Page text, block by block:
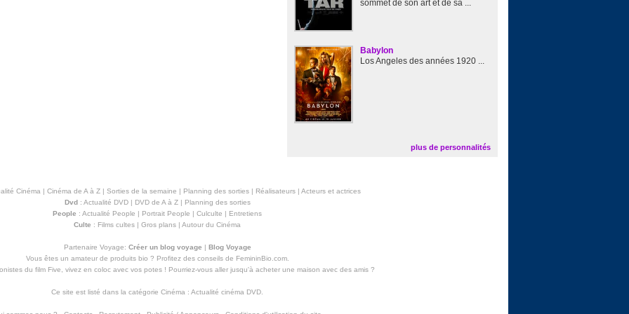
sommet de son art et de sa ...
Babylon
Los Angeles des années 1920 ...
plus de personnalités
Cinéma | Cinéma de A à Z| Sorties de la semaine | Planning des sorties| Réalisateurs| Acteurs et actrices
Dvd: Actualité DVD| DVD de A à Z| Planning des sorties
People : Actualité People | Portrait People | Culculte | Entretiens
Culte : Films cultes | Gros plans | Autour du Cinéma
Partenaire Voyage: Créer un blog voyage | Blog Voyage
Vous êtes un amateur de produits bio ? Profitez des conseils de FemininBio.com.
du film Five, vivez en coloc avec vos potes ! Pourriez-vous aller jusqu'à acheter une maison avec des amis?
Ce site est listé dans la catégorie Cinéma : Actualité cinéma DVD